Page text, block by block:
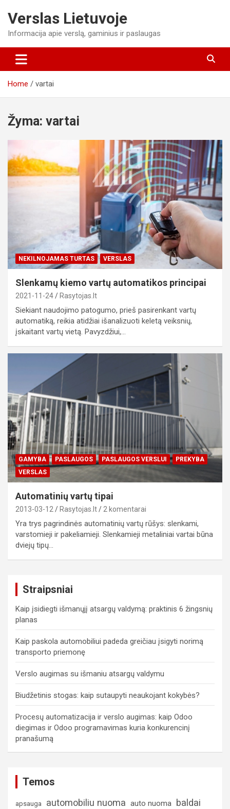
content
Verslas Lietuvoje
Informacija apie verslą, gaminius ir paslaugas
Home vartai
Žyma: vartai
NEKILNOJAMAS TURTAS VERSLAS
Slenkamų kiemo vartų automatikos principai
2021-11-24 Rasytojas.lt
Siekiant naudojimo patogumo, prieš pasirenkant vartų
automatiką, reikia atidžiai išanalizuoti keletą veiksnių,
įskaitant vartų vietą. Pavyzdžiui,…
GAMYBA PASLAUGOS PASLAUGOS VERSLUI
PREKYBA
VERSLAS
Automatinių vartų tipai
2013-03-12 Rasytojas.lt 2 komentarai
Yra trys pagrindinės automatinių vartų rūšys: slenkami,
varstomieji ir pakeliamieji. Slenkamieji metaliniai vartai būna
dviejų tipų…
Straipsniai
Kaip įsidiegti išmanųjį atsargų valdymą: praktinis 6 žingsnių
planas
Kaip paskola automobiliui padeda greičiau įsigyti norimą
transporto priemonę
Verslo augimas su išmaniu atsargų valdymu
Biudžetinis stogas: kaip sutaupyti neaukojant kokybės?
Procesų automatizacija ir verslo augimas: kaip Odoo
diegimas ir Odoo programavimas kuria konkurencinį
pranašumą
Temos
apsauga automobiliu nuoma auto nuoma
baldai